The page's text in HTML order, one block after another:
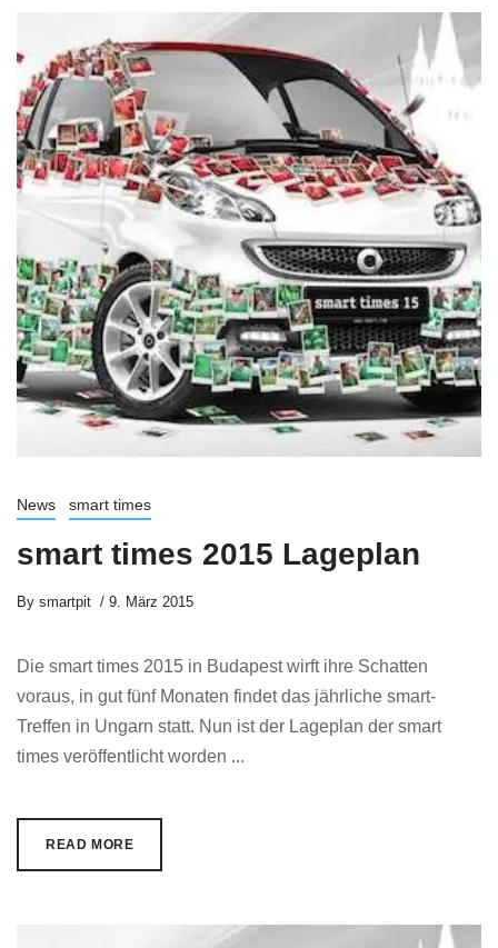
News smart times
smart times 2015 Lageplan
By smartpit 9. März 2015
Die smart times 2015 in Budapest wirft ihre Schatten
voraus, in gut fünf Monaten findet das jährliche smart-
Treffen in Ungarn statt. Nun ist der Lageplan der smart
times veröffentlicht worden ...
READ MORE